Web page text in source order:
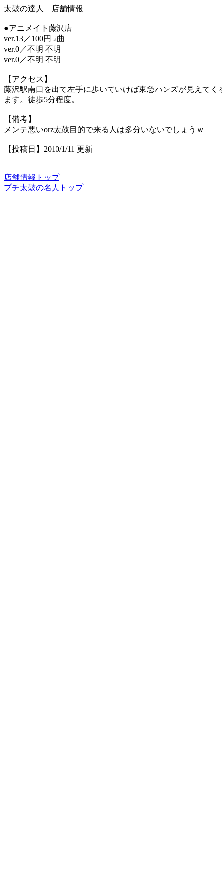
太鼓の達人 店舗情報
●アニメイト藤沢店
ver.13／100円 2曲
ver.0／不明 不明
ver.0／不明 不明
【アクセス】
藤沢駅南口を出て左手に歩いていけば東急ハンズが見えて
ます。徒歩5分程度。
【備考】
メンテ悪いorz太鼓目的で来る人は多分いないでしょうｗ
【投稿日】2010/1/11 更新
店舗情報トップ
プチ太鼓の名人トップ